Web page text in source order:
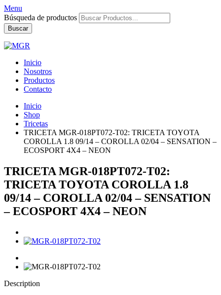
Menu
Búsqueda de productos
Buscar
Inicio
Nosotros
Productos
Contacto
Inicio
Shop
Tricetas
TRICETA MGR-018PT072-T02: TRICETA TOYOTA
COROLLA 1.8 09/14 – COROLLA 02/04 – SENSATION –
ECOSPORT 4X4 – NEON
TRICETA MGR-018PT072-T02:
TRICETA TOYOTA COROLLA 1.8
09/14 – COROLLA 02/04 – SENSATION
– ECOSPORT 4X4 – NEON
Description